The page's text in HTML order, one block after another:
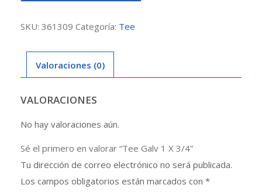
3/4
SKU: 361309 Categoría: Tee
Valoraciones (0)
VALORACIONES
No hay valoraciones aún.
Sé el primero en valorar “Tee Galv 1 X 3/4”
Tu dirección de correo electrónico no será publicada.
Los campos obligatorios están marcados con *